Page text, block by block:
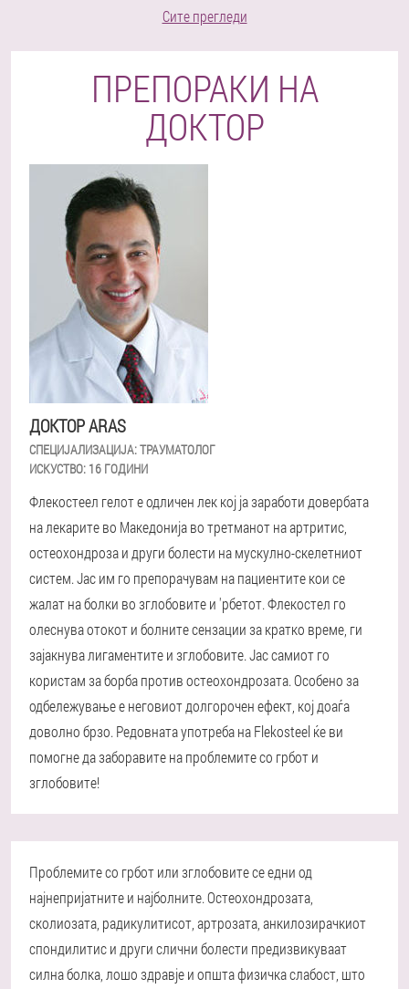
Сите прегледи
ПРЕПОРАКИ НА
ДОКТОР
ДОКТОР ARAS
СПЕЦИЈАЛИЗАЦИЈА:ТРАУМАТОЛОГ
ИСКУСТВО: 16 ГОДИНИ
Флекостеел гелот е одличен лек кој ја заработи довербата
на лекарите во Македонија во третманот на артритис,
остеохондроза и други болести на мускулно-скелетниот
систем. Јас им го препорачувам на пациентите кои се
жалат на болки во зглобовите и 'рбетот. Флекостел го
олеснува отокот и болните сензации за кратко време, ги
зајакнува лигаментите и зглобовите. Јас самиот го
користам за борба против остеохондрозата. Особено за
одбележување е неговиот долгорочен ефект, кој доаѓа
доволно брзо. Редовната употреба на Flekosteel ќе ви
помогне да заборавите на проблемите со грбот и
зглобовите!
Проблемите со грбот или зглобовите се едни од
најнепријатните и најболните. Остеохондрозата,
сколиозата, радикулитисот, артрозата, анкилозирачкиот
спондилитис и други слични болести предизвикуваат
силна болка, лошо здравје и општа физичка слабост, што